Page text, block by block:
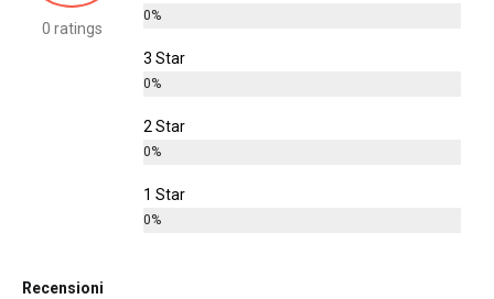
0 ratings
0%
3 Star
0%
2 Star
0%
1 Star
0%
Recensioni